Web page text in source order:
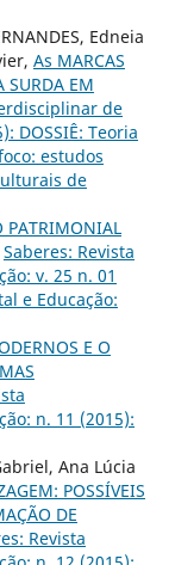
Edneia
As MARCAS
SURDA EM
de
DOSSIÊ: Teoria
estudos
de
PATRIMONIAL
Saberes: Revista
v. 25 n. 01
e Educação:
E O
n. 11 (2015):
Ana Lúcia
POSSÍVEIS
DE
Revista